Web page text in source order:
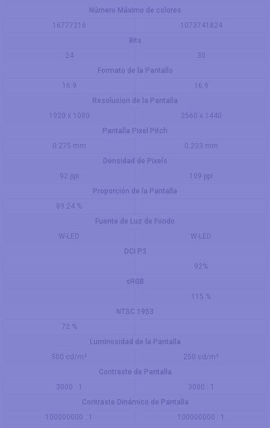
Número Máximo de colores
16777216
1073741824
Bits
24
30
Formato de la Pantallo
16:9
16:9
Resolucion de la Pantalla
1920 x 1080
2560 x 1440
Pantalla Pixel Pitch
0.275 mm
0.233 mm
Densidad de Pixels
92 ppi
109 ppi
Proporción de la Pantalla
89.24 %
Fuente de Luz de Fondo
W-LED
W-LED
DCI P3
92%
sRGB
115 %
NTSC 1953
72 %
Luminosidad de la Pantalla
300 cd/m²
250 cd/m²
Contraste de Pantalla
3000 : 1
3000 : 1
Contraste Dinámico de Pantalla
100000000 : 1
100000000 : 1